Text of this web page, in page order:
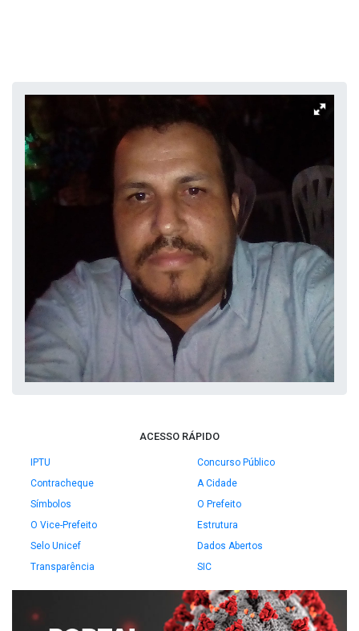
ACESSO RÁPIDO
IPTU
Concurso Público
Contracheque
A Cidade
Símbolos
O Prefeito
O Vice-Prefeito
Estrutura
Selo Unicef
Dados Abertos
Transparência
SIC